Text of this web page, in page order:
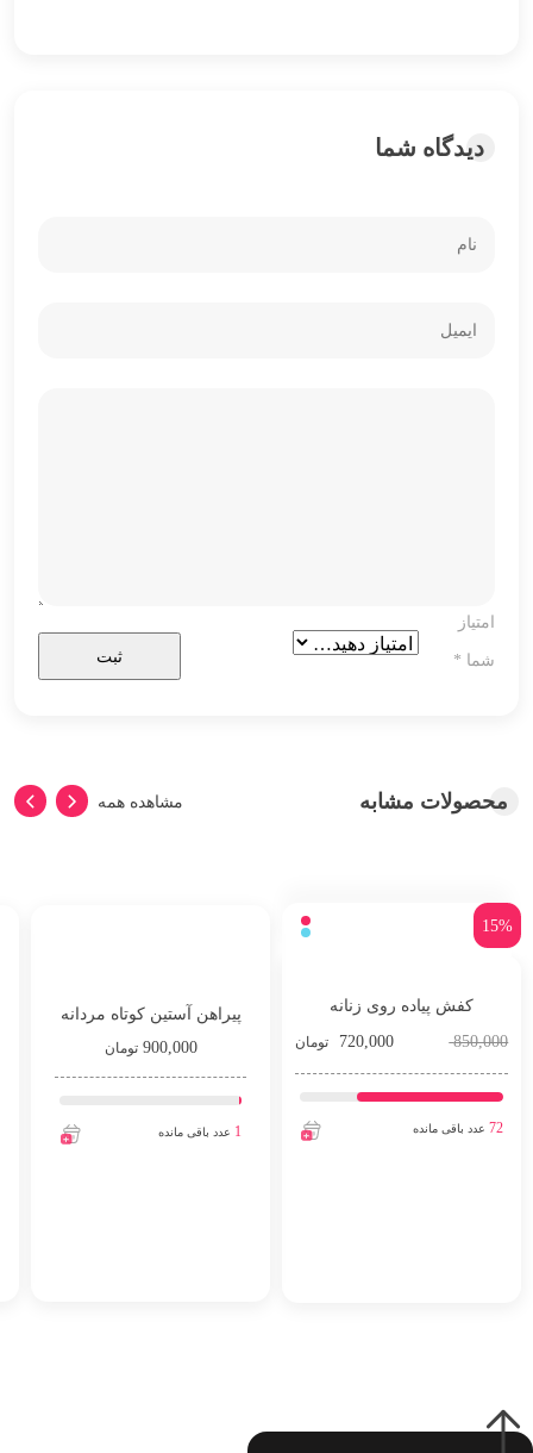
دیدگاه شما
امتیاز
شما *
محصولات مشابه مشاهده همه
15%
کفش پیاده روی زنانه
850,000
720,000 تومان
72 عدد باقی مانده
پیراهن آستین کوتاه مردانه
ایزی دو مدل…
900,000 تومان
1 عدد باقی مانده